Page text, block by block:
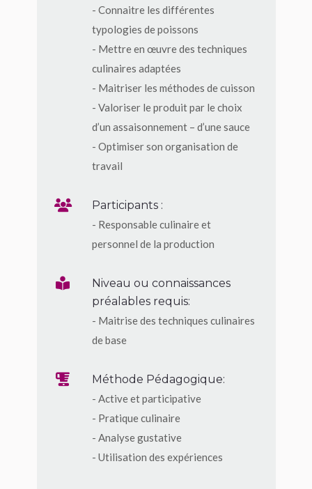
- Connaitre les différentes
typologies de poissons
- Mettre en œuvre des techniques
culinaires adaptées
- Maitriser les méthodes de cuisson
- Valoriser le produit par le choix
d’un assaisonnement – d’une sauce
- Optimiser son organisation de
travail
Participants :
- Responsable culinaire et
personnel de la production
Niveau ou connaissances
préalables requis:
- Maitrise des techniques culinaires
de base
Méthode Pédagogique:
- Active et participative
- Pratique culinaire
- Analyse gustative
- Utilisation des expériences